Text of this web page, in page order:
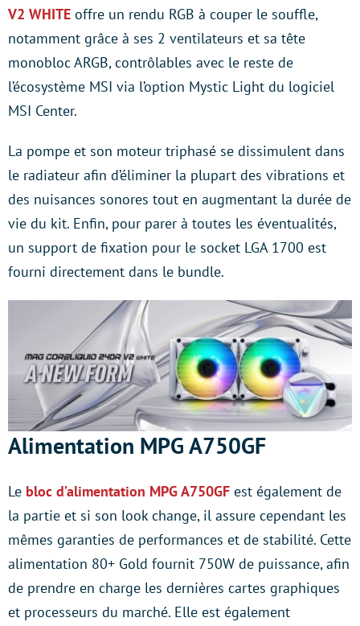
V2 WHITE offre un rendu RGB à couper le souffle,
notamment grâce à ses 2 ventilateurs et sa tête
monobloc ARGB, contrôlables avec le reste de
l’écosystème MSI via l’option Mystic Light du logiciel
MSI Center.
La pompe et son moteur triphasé se dissimulent dans
le radiateur afin d’éliminer la plupart des vibrations et
des nuisances sonores tout en augmentant la durée de
vie du kit. Enfin, pour parer à toutes les éventualités,
un support de fixation pour le socket LGA 1700 est
fourni directement dans le bundle.
Alimentation MPG A750GF
Le bloc d’alimentation MPG A750GF est également de
la partie et si son look change, il assure cependant les
mêmes garanties de performances et de stabilité. Cette
alimentation 80+ Gold fournit 750W de puissance, afin
de prendre en charge les dernières cartes graphiques
et processeurs du marché. Elle est également